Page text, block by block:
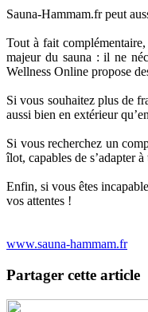
Sauna-Hammam.fr peut
Tout à fait
majeur du sauna : il ne
Wellness Online propose
Si vous souhaitez plus de
aussi bien en extérieur
Si vous recherchez un
îlot, capables de s’adapter
Enfin, si vous êtes
vos attentes !
www.sauna-hammam.fr
Partager cette article